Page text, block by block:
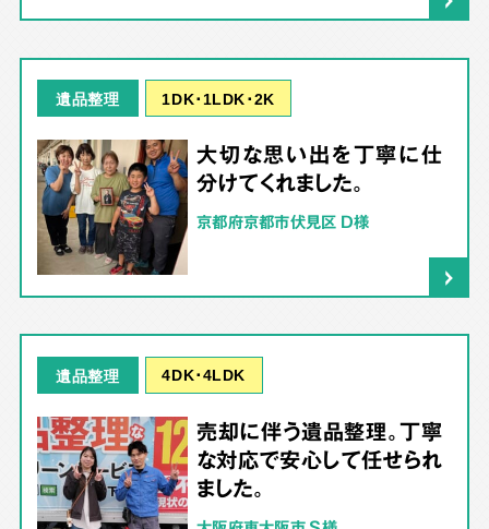
遺品整理 1DK･1LDK･2K
大切な思い出を丁寧に仕
分けてくれました。
京都府京都市伏見区 D様
遺品整理 4DK･4LDK
売却に伴う遺品整理。丁寧
な対応で安心して任せられ
ました。